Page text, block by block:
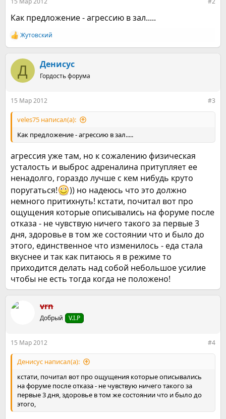
Как предложение - агрессию в зал.....
Р
е
к
ц
и
Жутовский
Д Денисус
Гордость форума
15 Мар 2012 #3
veles75 написал(а):
Как предложение - агрессию в зал.....
агрессия уже там, но к сожалению физическая
усталость и выброс адреналина притупляет ее
ненадолго, гораздо лучше с кем нибудь круто
поругаться!
)) но надеюсь что это должно
немного притихнуть! кстати, почитал вот про
ощущения которые описывались на форуме после
отказа - не чувствую ничего такого за первые 3
дня, здоровье в том же состоянии что и было до
этого, единственное что изменилось - еда стала
вкуснее и так как питаюсь я в режиме то
приходится делать над собой небольшое усилие
чтобы не есть тогда когда не положено!
vrn
Добрый V.I.P
15 Мар 2012 #4
Денисус написал(а):
кстати, почитал вот про ощущения которые описывались
на форуме после отказа - не чувствую ничего такого за
первые 3 дня, здоровье в том же состоянии что и было до
этого,